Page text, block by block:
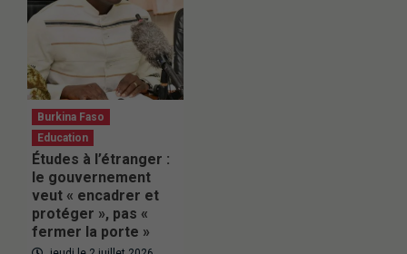
Burkina Faso
Education
Études à l’étranger :
le gouvernement
veut « encadrer et
protéger », pas «
fermer la porte »